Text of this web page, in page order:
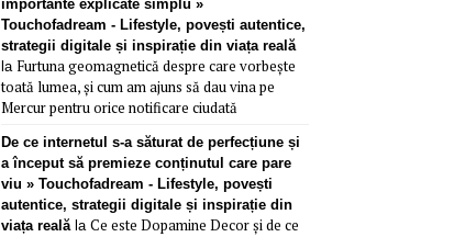
importante explicate simplu »
Touchofadream - Lifestyle, povești autentice,
strategii digitale și inspirație din viața reală
la Furtuna geomagnetică despre care vorbește
toată lumea, și cum am ajuns să dau vina pe
Mercur pentru orice notificare ciudată
De ce internetul s-a săturat de perfecțiune și
a început să premieze conținutul care pare
viu » Touchofadream - Lifestyle, povești
autentice, strategii digitale și inspirație din
viața reală la Ce este Dopamine Decor și de ce